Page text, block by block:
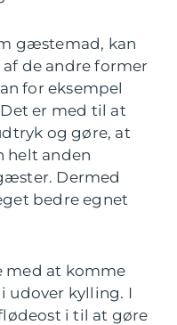
gæstemad, kan
de andre former
for eksempel
er med til at
og gøre, at
helt anden
Dermed
bedre egnet
med at komme
udover kylling. I
i til at gøre